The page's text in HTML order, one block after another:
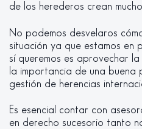
de los herederos crean
No podemos desvelaros
situación ya que estamos en
sí queremos es aprovechar
la importancia de una buena
gestión de herencias
Es esencial contar con
en derecho sucesorio tanto